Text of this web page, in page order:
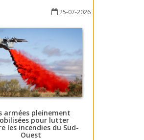
25-07-2026
armées pleinement
pour lutter
les incendies du Sud-
Ouest